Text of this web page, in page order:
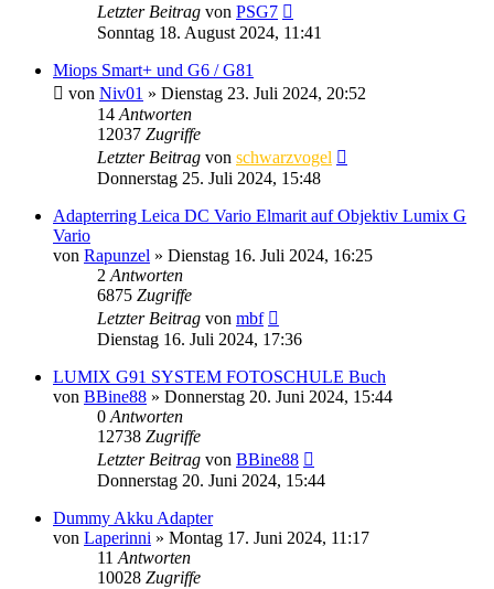
Letzter Beitrag von PSG7
Sonntag 18. August 2024, 11:41
Miops Smart+ und G6 / G81
von Niv01 » Dienstag 23. Juli 2024, 20:52
14 Antworten
12037 Zugriffe
Letzter Beitrag von schwarzvogel
Donnerstag 25. Juli 2024, 15:48
Adapterring Leica DC Vario Elmarit auf Objektiv Lumix G
Vario
von Rapunzel » Dienstag 16. Juli 2024, 16:25
2 Antworten
6875 Zugriffe
Letzter Beitrag von mbf
Dienstag 16. Juli 2024, 17:36
LUMIX G91 SYSTEM FOTOSCHULE Buch
von BBine88 » Donnerstag 20. Juni 2024, 15:44
0 Antworten
12738 Zugriffe
Letzter Beitrag von BBine88
Donnerstag 20. Juni 2024, 15:44
Dummy Akku Adapter
von Laperinni » Montag 17. Juni 2024, 11:17
11 Antworten
10028 Zugriffe